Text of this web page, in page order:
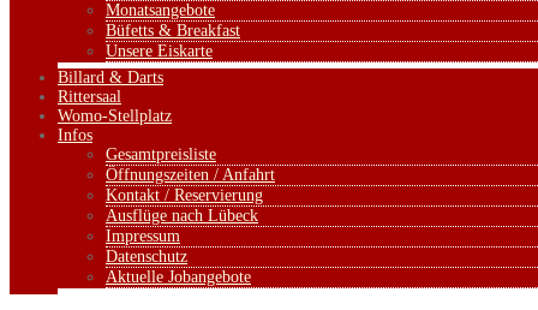
Monatsangebote
Büfetts & Breakfast
Unsere Eiskarte
Billard & Darts
Rittersaal
Womo-Stellplatz
Infos
Gesamtpreisliste
Öffnungszeiten / Anfahrt
Kontakt / Reservierung
Ausflüge nach Lübeck
Impressum
Datenschutz
Aktuelle Jobangebote